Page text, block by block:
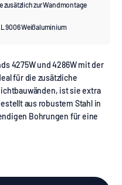
zusätzlich zur Wandmontage
9006 Weißaluminium
4275W und 4286W mit der
für die zusätzliche
ist sie extra
aus robustem Stahl in
Bohrungen für eine